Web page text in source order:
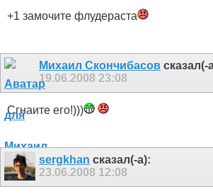
+1 замочите флудераста
Михаил Скончибасов сказал(-
19.06.2008 23:08
Сгнаите его!)))
sergkhan сказал(-а):
23.06.2008 12:08